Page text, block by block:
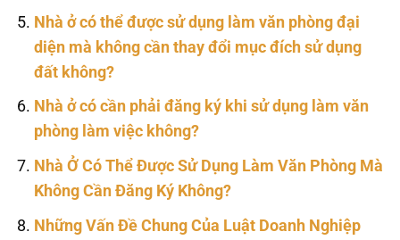
Nhà ở có thể được sử dụng làm văn phòng đại
diện mà không cần thay đổi mục đích sử dụng
đất không?
Nhà ở có cần phải đăng ký khi sử dụng làm văn
phòng làm việc không?
Nhà Ở Có Thể Được Sử Dụng Làm Văn Phòng Mà
Không Cần Đăng Ký Không?
Những Vấn Đề Chung Của Luật Doanh Nghiệp